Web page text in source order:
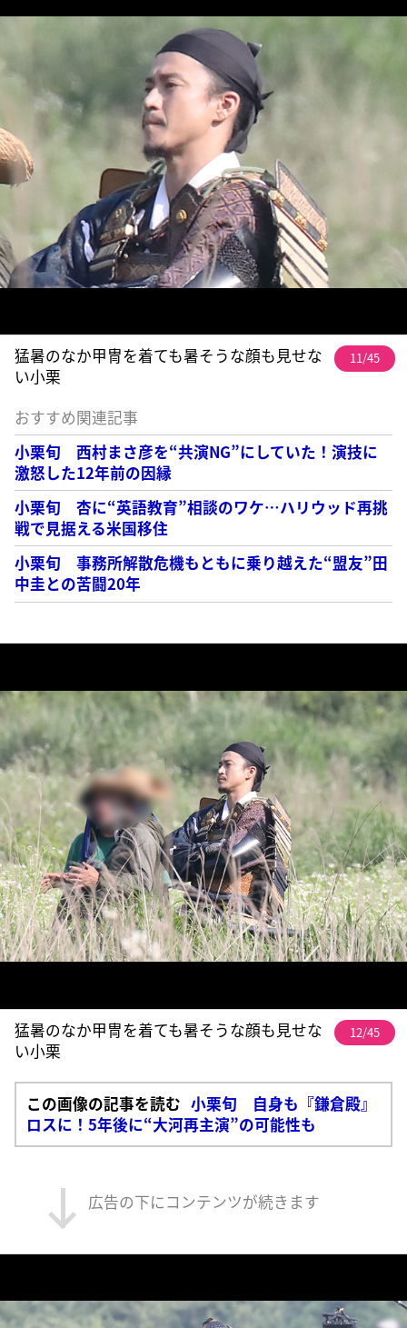
猛暑のなか甲冑を着ても暑そうな顔も見せな
い小栗
11/45
おすすめ関連記事
小栗旬 西村まさ彦を“共演NG”にしていた！演技に
激怒した12年前の因縁
小栗旬 杏に“英語教育”相談のワケ…ハリウッド再挑
戦で見据える米国移住
小栗旬 事務所解散危機もともに乗り越えた“盟友”田
中圭との苦闘20年
猛暑のなか甲冑を着ても暑そうな顔も見せな
い小栗
12/45
この画像の記事を読む 小栗旬 自身も『鎌倉殿』
ロスに！5年後に“大河再主演”の可能性も
広告の下にコンテンツが続きます